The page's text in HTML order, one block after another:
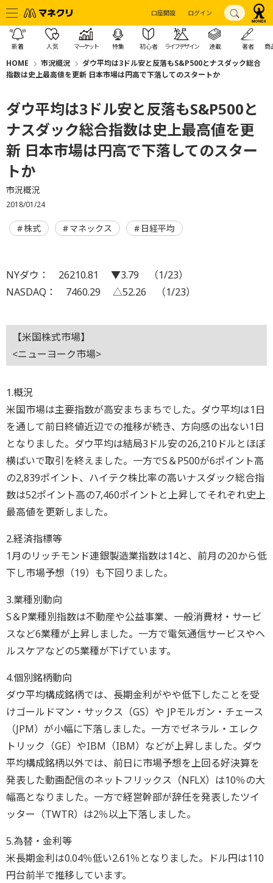
口座開設 ログイン
新着 人気 マーケット 特集 初心者 ライフデザイン 連載 著者 商
HOME 市況概況
ダウ平均は3ドル安と反落もS&P500とナスダック総合
指数は史上最高値を更新 日本市場は円高で下落してのスタートか
ダウ平均は3ドル安と反落もS&P500と
ナスダック総合指数は史上最高値を更
新 日本市場は円高で下落してのスター
トか
市況概況
2018/01/24
株式 マネックス 日経平均
NYダウ： 26210.81 ▼3.79 （1/23）
NASDAQ： 7460.29 △52.26 （1/23）
【米国株式市場】
<ニューヨーク市場>
1.概況
米国市場は主要指数が高安まちまちでした。ダウ平均は1日
を通して前日終値近辺での推移が続き、方向感の出ない1日
となりました。ダウ平均は結局3ドル安の26,210ドルとほぼ
横ばいで取引を終えました。一方でS＆P500が6ポイント高
の2,839ポイント、ハイテク株比率の高いナスダック総合指
数は52ポイント高の7,460ポイントと上昇してそれぞれ史上
最高値を更新しました。
2.経済指標等
1月のリッチモンド連銀製造業指数は14と、前月の20から低
下し市場予想（19）も下回りました。
3.業種別動向
S＆P業種別指数は不動産や公益事業、一般消費材・サービ
スなど6業種が上昇しました。一方で電気通信サービスやヘ
ルスケアなどの5業種が下げています。
4.個別銘柄動向
ダウ平均構成銘柄では、長期金利がやや低下したことを受
けゴールドマン・サックス（GS）や JPモルガン・チェース
（JPM）が小幅に下落しました。一方でゼネラル・エレク
トリック（GE）やIBM（IBM）などが上昇しました。ダウ
平均構成銘柄以外では、前日に市場予想を上回る好決算を
発表した動画配信のネットフリックス（NFLX）は10％の大
幅高となりました。一方で経営幹部が辞任を発表したツイ
ッター（TWTR）は2％以上下落しました。
5.為替・金利等
米長期金利は0.04％低い2.61％となりました。ドル円は110
円台前半で推移しています。